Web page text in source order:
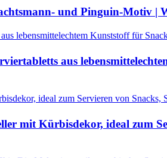
und Pinguin-Motiv |
aus
mit Kürbisdekor, ideal zum